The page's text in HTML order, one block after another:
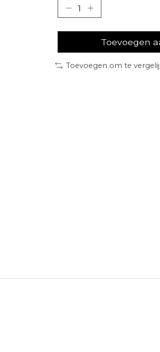
Toevoegen
Toevoegen om te